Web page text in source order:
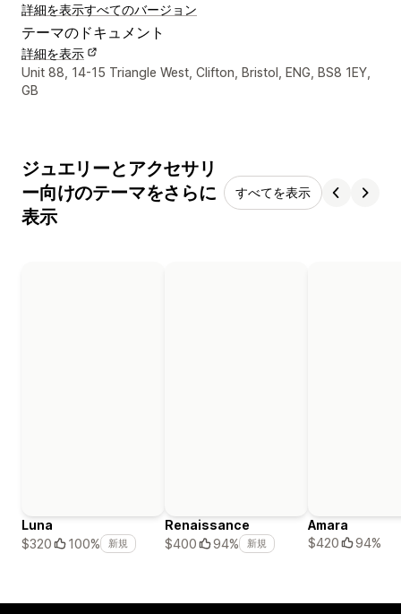
詳細を表示すべてのバージョン
テーマのドキュメント
詳細を表示
デザイナーの連絡先情報
Unit 88, 14-15 Triangle West, Clifton, Bristol, ENG, BS8 1EY,
GB
ジュエリーとアクセサリ
ー向けのテーマをさらに
表示
すべてを表示
Luna
$320
100% 新規
Renaissance
$400
94% 新規
Amara
$420
94%